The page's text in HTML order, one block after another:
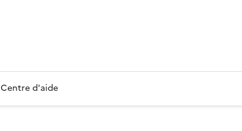
Centre d'aide